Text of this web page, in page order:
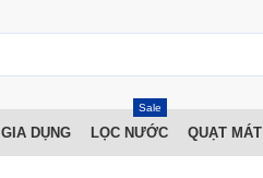
GIA DỤNG LỌC NƯỚC
Sale
QUẠT MÁT